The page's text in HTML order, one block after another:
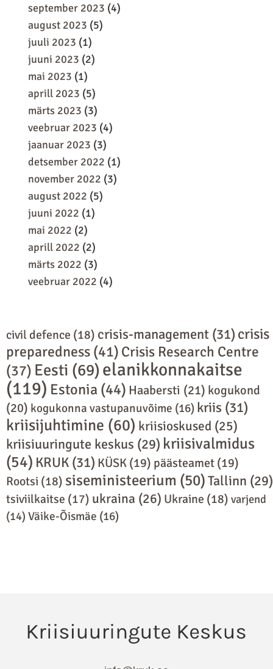
september 2023 (4)
august 2023 (5)
juuli 2023 (1)
juuni 2023 (2)
mai 2023 (1)
aprill 2023 (5)
märts 2023 (3)
veebruar 2023 (4)
jaanuar 2023 (3)
detsember 2022 (1)
november 2022 (3)
august 2022 (5)
juuni 2022 (1)
mai 2022 (2)
aprill 2022 (2)
märts 2022 (3)
veebruar 2022 (4)
civil defence (18) crisis-management (31) crisis
preparedness (41) Crisis Research Centre
(37) Eesti (69)elanikkonnakaitse
(119) Estonia (44) Haabersti (21) kogukond
(20) kogukonna vastupanuvõime (16) kriis (31)
kriisijuhtimine (60) kriisioskused (25)
kriisiuuringute keskus (29) kriisivalmidus
(54) KRUK (31) KÜSK (19) päästeamet (19)
Rootsi (18) siseministeerium (50)Tallinn (29)
tsiviilkaitse (17) ukraina (26) Ukraine (18) varjend
(14) Väike-Õismäe (16)